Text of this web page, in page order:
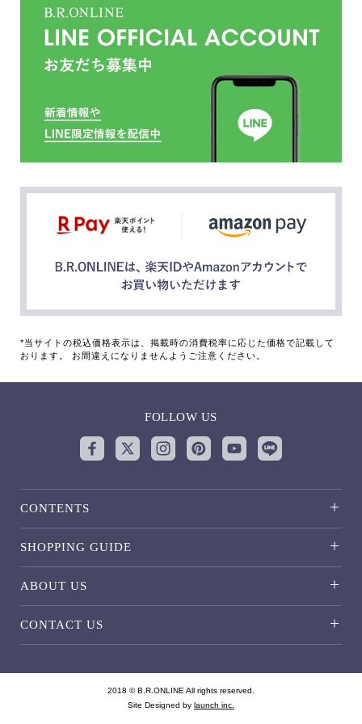
*当サイトの税込価格表示は、掲載時の消費税率に応じた価格で記載して
おります。 お間違えになりませんようご注意ください。
FOLLOW US
CONTENTS
SHOPPING GUIDE
ABOUT US
CONTACT US
2018 © B.R.ONLINE All rights reserved.
Site Designed by launch inc.